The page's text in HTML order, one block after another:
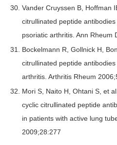
Vander Cruyssen B, Hoffman
citrullinated peptide
psoriatic arthritis. Ann Rheum
Bockelmann R, Gollnick H,
citrullinated peptide
arthritis. Arthritis Rheum
Mori S, Naito H, Ohtani S, et
cyclic citrullinated peptide
in patients with active lung
2009;28:277